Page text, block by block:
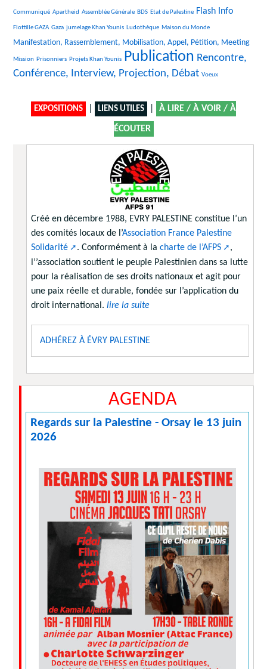
Communiqué
18/1847 Apartheid
18/1847 Assemblée Générale
147/1847 BDS
23/1847 Etat de Palestine
898/1847 Flash Info
34/1847
Flottille GAZA
235/1847 Gaza
157/1847 jumelage Khan Younis
237/1847 Ludothèque
9/1847 Maison du Monde
747/1847
Manifestation, Rassemblement, Mobilisation, Appel, Pétition, Meeting
19/1847
Mission
24/1847Prisonniers
131/1847 Projets Khan Younis
1847/1847 Publication
1165/1847
Rencontre,
Conférence, Interview, Projection, Débat
11/1847 Voeux
EXPOSITIONS LIENS UTILES À LIRE / À VOIR / À
ÉCOUTER
Créé en décembre 1988, EVRY PALESTINE constitue l’un
des comités locaux de l’Association France Palestine
Solidarité
. Conformément à la charte de l’AFPS
,
l’’association soutient le peuple Palestinien dans sa lutte
pour la réalisation de ses droits nationaux et agit pour
une paix réelle et durable, fondée sur l’application du
droit international. lire la suite
ADHÉREZ À ÉVRY PALESTINE
AGENDA
Regards sur la Palestine - Orsay le 13 juin
2026